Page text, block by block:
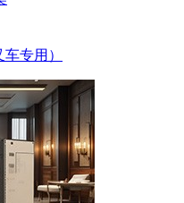
专用）